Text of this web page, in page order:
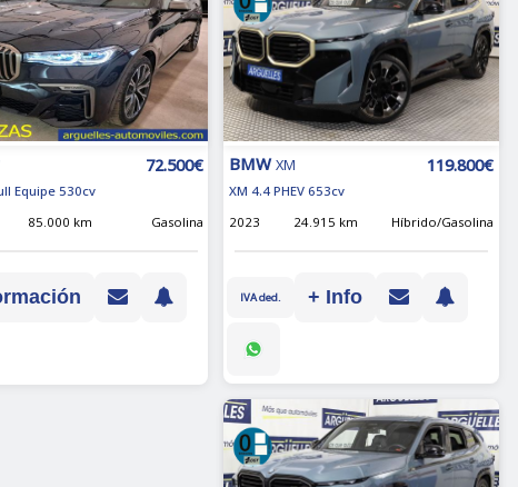
72.500€
Equipe 530cv
85.000 km Gasolina
BMW XM 119.800€
XM 4.4 PHEV 653cv
2023
24.915 km Híbrido/Gasolina
IVA ded. + Info